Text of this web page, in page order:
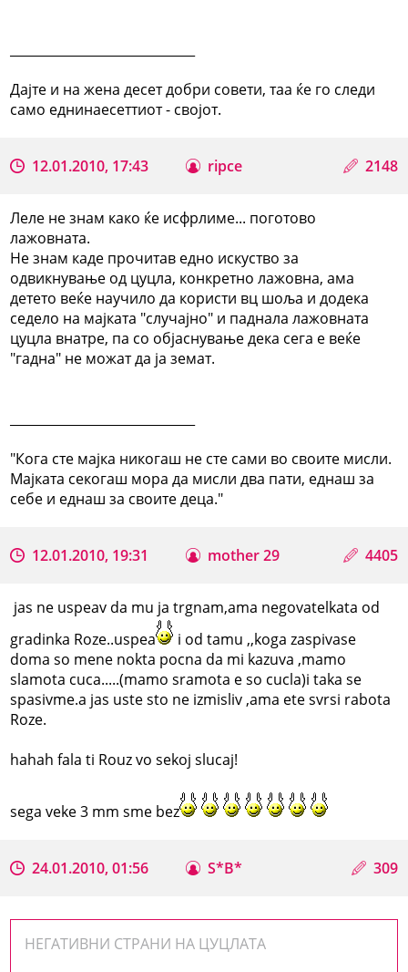
Дајте и на жена десет добри совети, таа ќе го следи
само еднинаесеттиот - својот.
12.01.2010, 17:43 ripce 2148
Леле не знам како ќе исфрлиме... поготово
лажовната.
Не знам каде прочитав едно искуство за
одвикнување од цуцла, конкретно лажовна, ама
детето веќе научило да користи вц шоља и додека
седело на мајката "случајно" и паднала лажовната
цуцла внатре, па со објаснување дека сега е веќе
"гадна" не можат да ја земат.
"Кога сте мајка никогаш не сте сами во своите мисли.
Мајката секогаш мора да мисли два пати, еднаш за
себе и еднаш за своите деца."
12.01.2010, 19:31 mother 29 4405
jas ne uspeav da mu ja trgnam,ama negovatelkata od
gradinka Roze..uspea
i od tamu ,,koga zaspivase
doma so mene nokta pocna da mi kazuva ,mamo
slamota cuca.....(mamo sramota e so cucla)i taka se
spasivme.a jas uste sto ne izmisliv ,ama ete svrsi rabota
Roze.
hahah fala ti Rouz vo sekoj slucaj!
sega veke 3 mm sme bez
24.01.2010, 01:56 S*B* 309
НЕГАТИВНИ СТРАНИ НА ЦУЦЛАТА